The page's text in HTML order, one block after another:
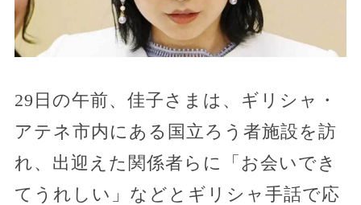
29日の午前、佳子さまは、ギリシャ・
アテネ市内にある国立ろう者施設を訪
れ、出迎えた関係者らに「お会いでき
てうれしい」などとギリシャ手話で応